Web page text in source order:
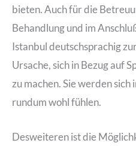
bieten. Auch für die
Behandlung und im
Istanbul deutschsprachig
Ursache, sich in Bezug auf
zu machen. Sie werden
rundum wohl fühlen.
Desweiteren ist die